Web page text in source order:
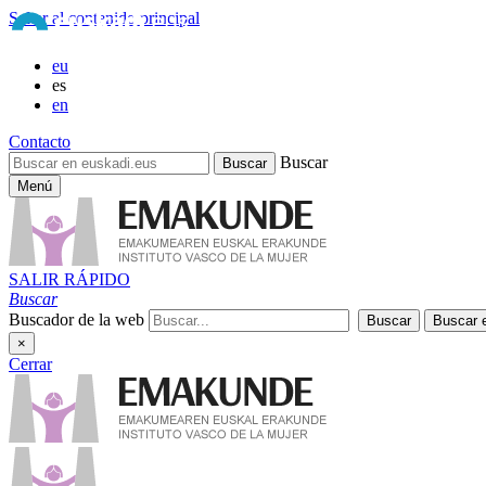
Saltar al contenido principal
eu
es
en
Contacto
Buscar
Menú
SALIR RÁPIDO
Buscar
Buscador de la web
×
Cerrar